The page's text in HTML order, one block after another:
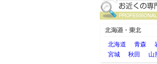
北海道 青森
宮城
秋田 山